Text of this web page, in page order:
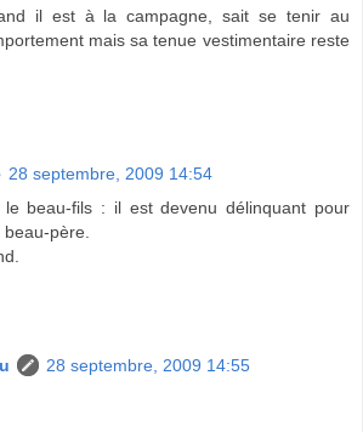
il est à la campagne, sait se tenir au
mais sa tenue vestimentaire reste
28 septembre, 2009 14:54
le beau-fils : il est devenu délinquant pour
père.
28 septembre, 2009 14:55